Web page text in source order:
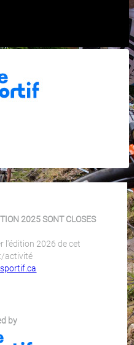
2025 SONT CLOSES
l'édition 2026 de cet
activité
by